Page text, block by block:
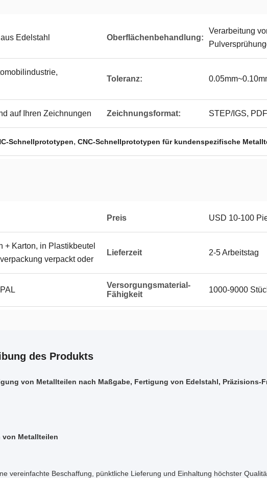
Edelstahl Oberflächenbehandlung:
Verarbeitung
Toleranz:
auf Ihren Zeichnungen Zeichnungsformat: STEP/IGS,
Schnellprototypen, CNC-Schnellprototypen für kundenspezifische
Preis USD 10-100
+ Karton, in Plastikbeutel
verpackt oder
Lieferzeit 2-5 Arbeitstag
Versorgungsmaterial-
Fähigkeit
1000-9000
des Produkts
von Metallteilen nach Maßgabe, Fertigung von Edelstahl, Präzisions-
von Metallteilen
vereinfachte Beschaffung, pünktliche Lieferung und Einhaltung höchster